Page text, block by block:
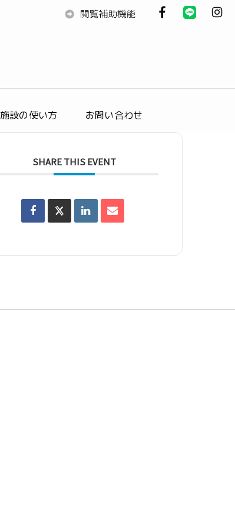
施設の使い方 お問い合わせ
SHARE THIS EVENT